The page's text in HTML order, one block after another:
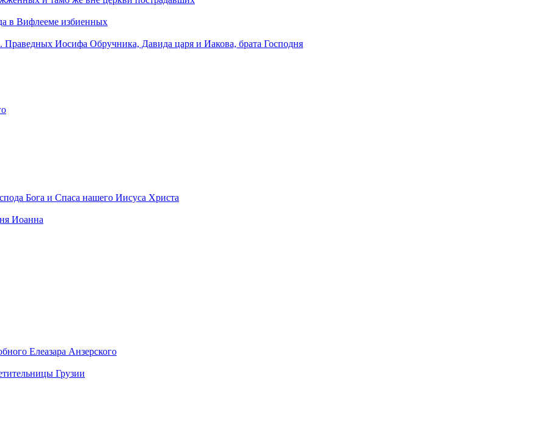
в Вифлееме избиенных
Иосифа Обручника, Давида царя и Иакова, брата Господня
Бога и Спаса нашего Иисуса Христа
Иоанна
Елеазара Анзерского
Грузии